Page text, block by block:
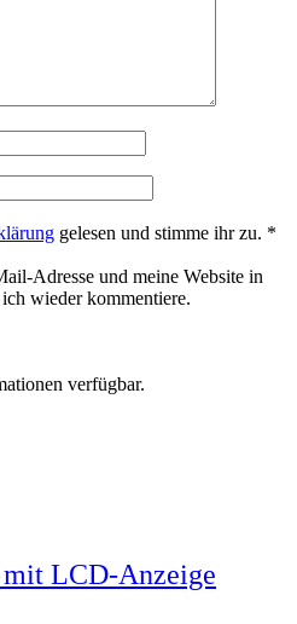
gelesen und stimme ihr zu. *
Adresse und meine Website in
wieder kommentiere.
verfügbar.
LCD-Anzeige